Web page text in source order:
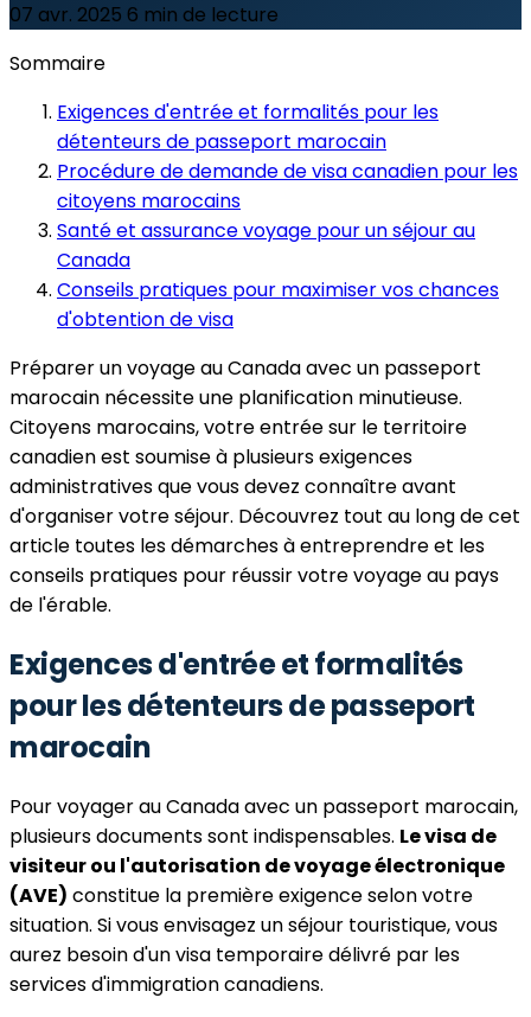
07 avr. 2025 6 min de lecture
Sommaire
Exigences d'entrée et formalités pour les
détenteurs de passeport marocain
Procédure de demande de visa canadien pour les
citoyens marocains
Santé et assurance voyage pour un séjour au
Canada
Conseils pratiques pour maximiser vos chances
d'obtention de visa
Préparer un voyage au Canada avec un passeport
marocain nécessite une planification minutieuse.
Citoyens marocains, votre entrée sur le territoire
canadien est soumise à plusieurs exigences
administratives que vous devez connaître avant
d'organiser votre séjour. Découvrez tout au long de cet
article toutes les démarches à entreprendre et les
conseils pratiques pour réussir votre voyage au pays
de l'érable.
Exigences d'entrée et formalités
pour les détenteurs de passeport
marocain
Pour voyager au Canada avec un passeport marocain,
plusieurs documents sont indispensables. Le visa de
visiteur ou l'autorisation de voyage électronique
(AVE) constitue la première exigence selon votre
situation. Si vous envisagez un séjour touristique, vous
aurez besoin d'un visa temporaire délivré par les
services d'immigration canadiens.